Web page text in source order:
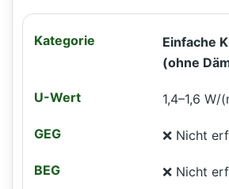
Einfache
(ohne
1,4–1,6 W/
❌ Nicht
❌ Nicht